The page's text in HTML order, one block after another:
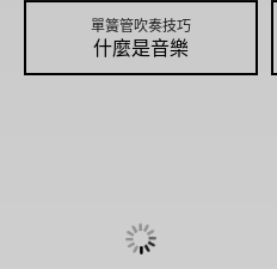
單簧管吹奏技巧
什麼是音樂